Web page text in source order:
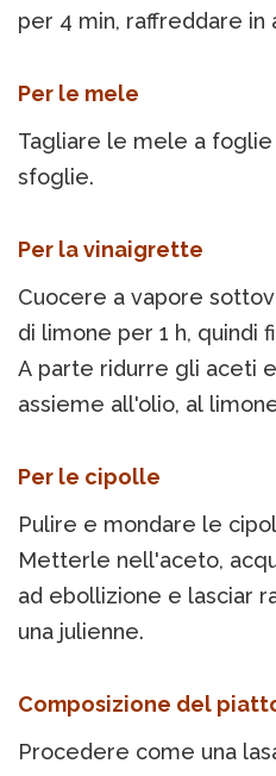
per 4 min, raffreddare in
Per le mele
Tagliare le mele a
sfoglie.
Per la vinaigrette
Cuocere a vapore
di limone per 1 h, quindi
A parte ridurre gli aceti
assieme all'olio, al
Per le cipolle
Pulire e mondare le
Metterle nell'aceto,
ad ebollizione e lasciar
una julienne.
Composizione del
Procedere come una